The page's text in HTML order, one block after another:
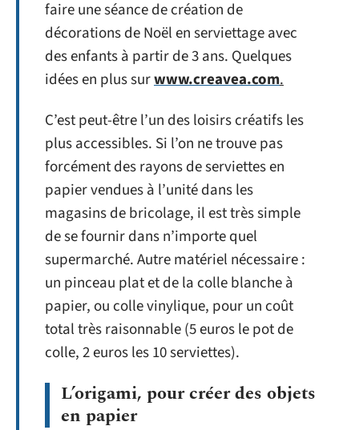
faire une séance de création de
décorations de Noël en serviettage avec
des enfants à partir de 3 ans. Quelques
idées en plus surwww.creavea.com.
C’est peut-être l’un des loisirs créatifs les
plus accessibles. Si l’on ne trouve pas
forcément des rayons de serviettes en
papier vendues à l’unité dans les
magasins de bricolage, il est très simple
de se fournir dans n’importe quel
supermarché. Autre matériel nécessaire :
un pinceau plat et de la colle blanche à
papier, ou colle vinylique, pour un coût
total très raisonnable (5 euros le pot de
colle, 2 euros les 10 serviettes).
L’origami, pour créer des objets
en papier